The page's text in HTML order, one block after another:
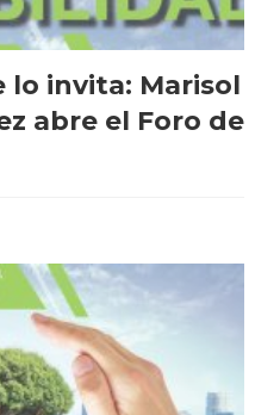
lo invita: Marisol
abre el Foro de